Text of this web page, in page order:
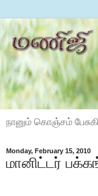
நானும் கொஞ்சம்
Monday, February 15, 2010
மானிட்டர்